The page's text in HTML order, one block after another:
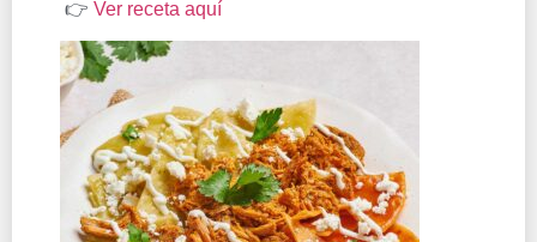
👉 Ver receta aquí